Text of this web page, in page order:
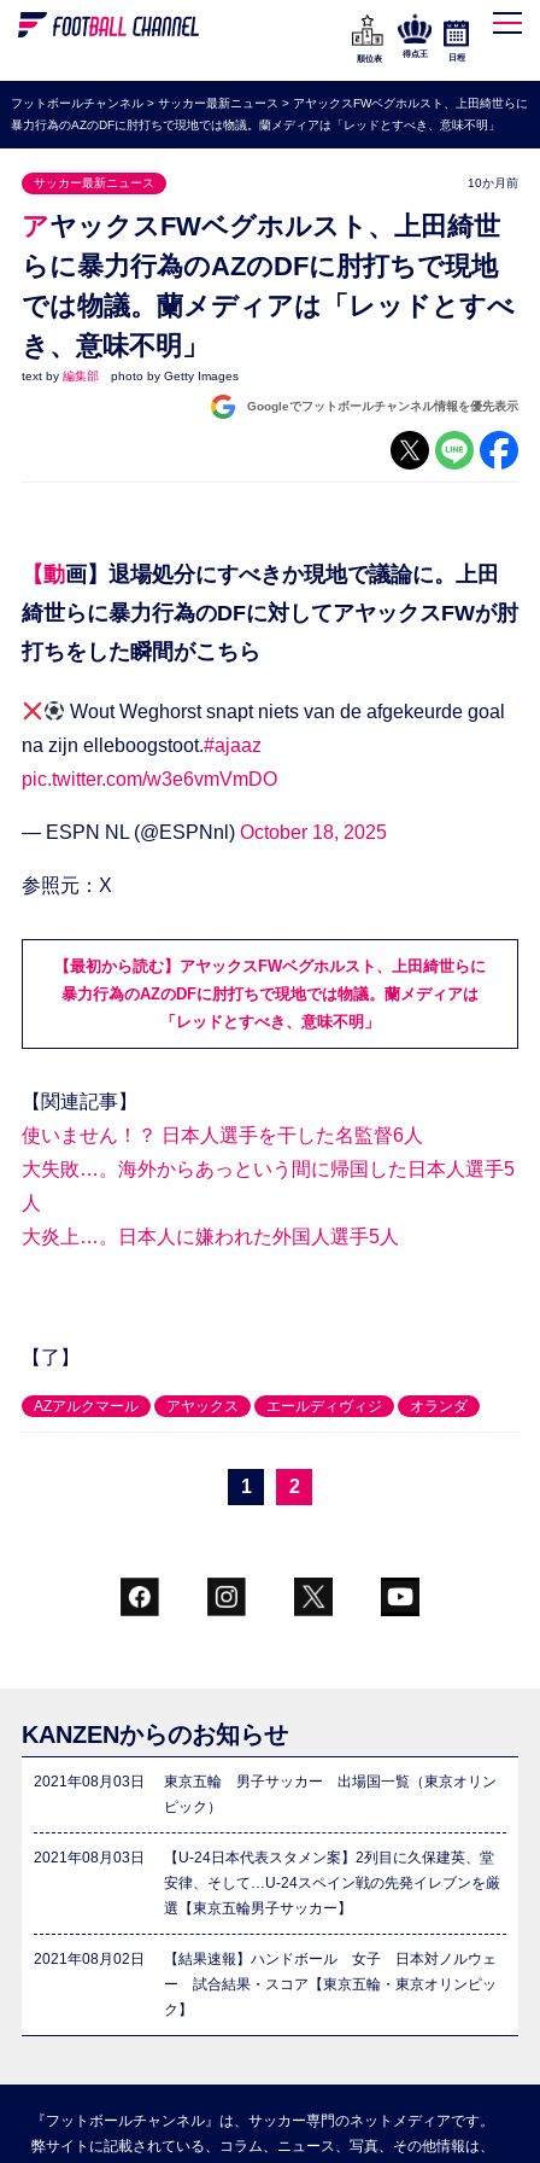
WEリーグ
海外サッカー
プレミアリーグ
ラ・リーガ
セリエA
ブンデスリーガ
UEFA
ナショナルチーム
順位表
得点王 日程
フットボールチャンネル> サッカー最新ニュース > アヤックスFWベグホルスト、上田綺世らに
暴力行為のAZのDFに肘打ちで現地では物議。蘭メディアは「レッドとすべき、意味不明」
サッカー最新ニュース 10か月前
アヤックスFWベグホルスト、上田綺世
らに暴力行為のAZのDFに肘打ちで現地
では物議。蘭メディアは「レッドとすべ
き、意味不明」
text by 編集部 photo by Getty Images
Googleでフットボールチャンネル情報を優先表示
【動画】退場処分にすべきか現地で議論に。上田
綺世らに暴力行為のDFに対してアヤックスFWが肘
打ちをした瞬間がこちら
Wout Weghorst snapt niets van de afgekeurde goal
na zijn elleboogstoot.#ajaaz
pic.twitter.com/w3e6vmVmDO
— ESPN NL (@ESPNnl) October 18, 2025
参照元：X
【最初から読む】アヤックスFWベグホルスト、上田綺世らに
暴力行為のAZのDFに肘打ちで現地では物議。蘭メディアは
「レッドとすべき、意味不明」
【関連記事】
使いません！？ 日本人選手を干した名監督6人
大失敗…。海外からあっという間に帰国した日本人選手5
人
大炎上…。日本人に嫌われた外国人選手5人
【了】
AZアルクマール アヤックス エールディヴィジ オランダ
1 2
KANZENからのお知らせ
2021年08月03日
東京五輪 男子サッカー 出場国一覧（東京オリン
ピック）
2021年08月03日
【U-24日本代表スタメン案】2列目に久保建英、堂
安律、そして…U-24スペイン戦の先発イレブンを厳
選【東京五輪男子サッカー】
2021年08月02日
【結果速報】ハンドボール 女子 日本対ノルウェ
ー 試合結果・スコア【東京五輪・東京オリンピッ
ク】
『フットボールチャンネル』は、サッカー専門のネットメディアです。
弊サイトに記載されている、コラム、ニュース、写真、その他情報は、